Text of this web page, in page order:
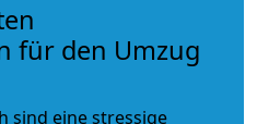
für den Umzug
sind eine stressige